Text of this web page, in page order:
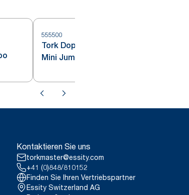
555500
Tork Doppelrollenspender für
Mini Jumbo Toilettenpapier
Kontaktieren Sie uns
torkmaster@essity.com
+41 (0)848/810152
Finden Sie Ihren Vertriebspartner
Essity Switzerland AG